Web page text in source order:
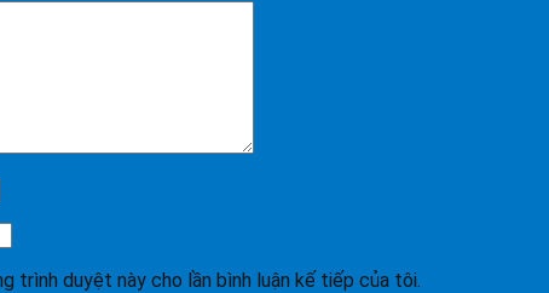
trình duyệt này cho lần bình luận kế tiếp của tôi.